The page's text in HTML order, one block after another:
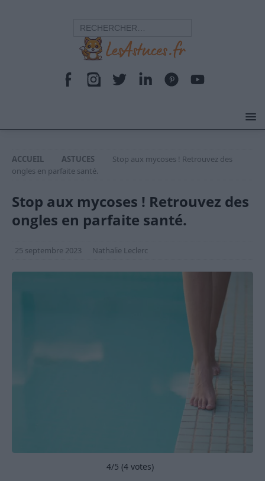
ACCUEIL ASTUCES
Stop aux mycoses ! Retrouvez des
ongles en parfaite santé.
Stop aux mycoses ! Retrouvez des
ongles en parfaite santé.
25 septembre 2023 Nathalie Leclerc
4/5 (4 votes)